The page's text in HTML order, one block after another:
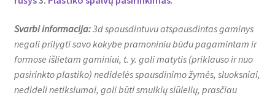
Svarbi informacija:3d spausdintuvu atspausdintas gaminys
negali prilygti savo kokybe pramoniniu būdu pagamintam ir
formose išlietam gaminiui, t. y. gali matytis (priklauso ir nuo
pasirinkto plastiko) nedidelės spausdinimo žymės, sluoksniai,
nedideli netikslumai, gali būti smulkių siūlelių, prasčiau